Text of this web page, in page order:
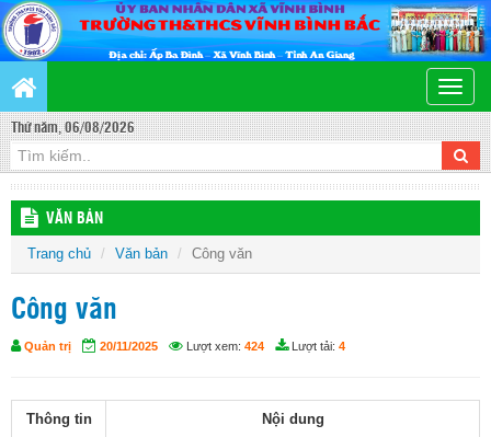
Toggle
Thứ năm, 06/08/2026
VĂN BẢN
Trang chủ Văn bản Công văn
Công văn
Quản trị 20/11/2025 Lượt xem: 424 Lượt tải: 4
Thông tin Nội dung